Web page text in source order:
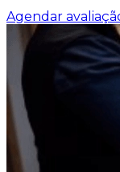
Agendar